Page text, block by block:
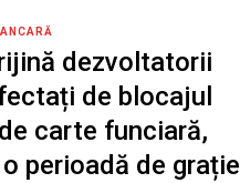
dezvoltatorii
de blocajul
carte funciară,
perioadă de grație